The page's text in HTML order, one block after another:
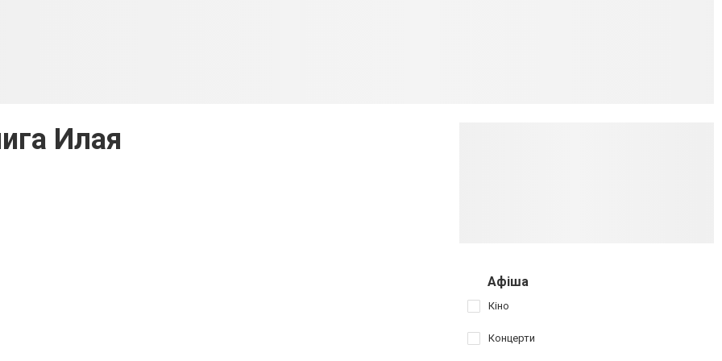
Илая
Афіша
Кіно
Концерти